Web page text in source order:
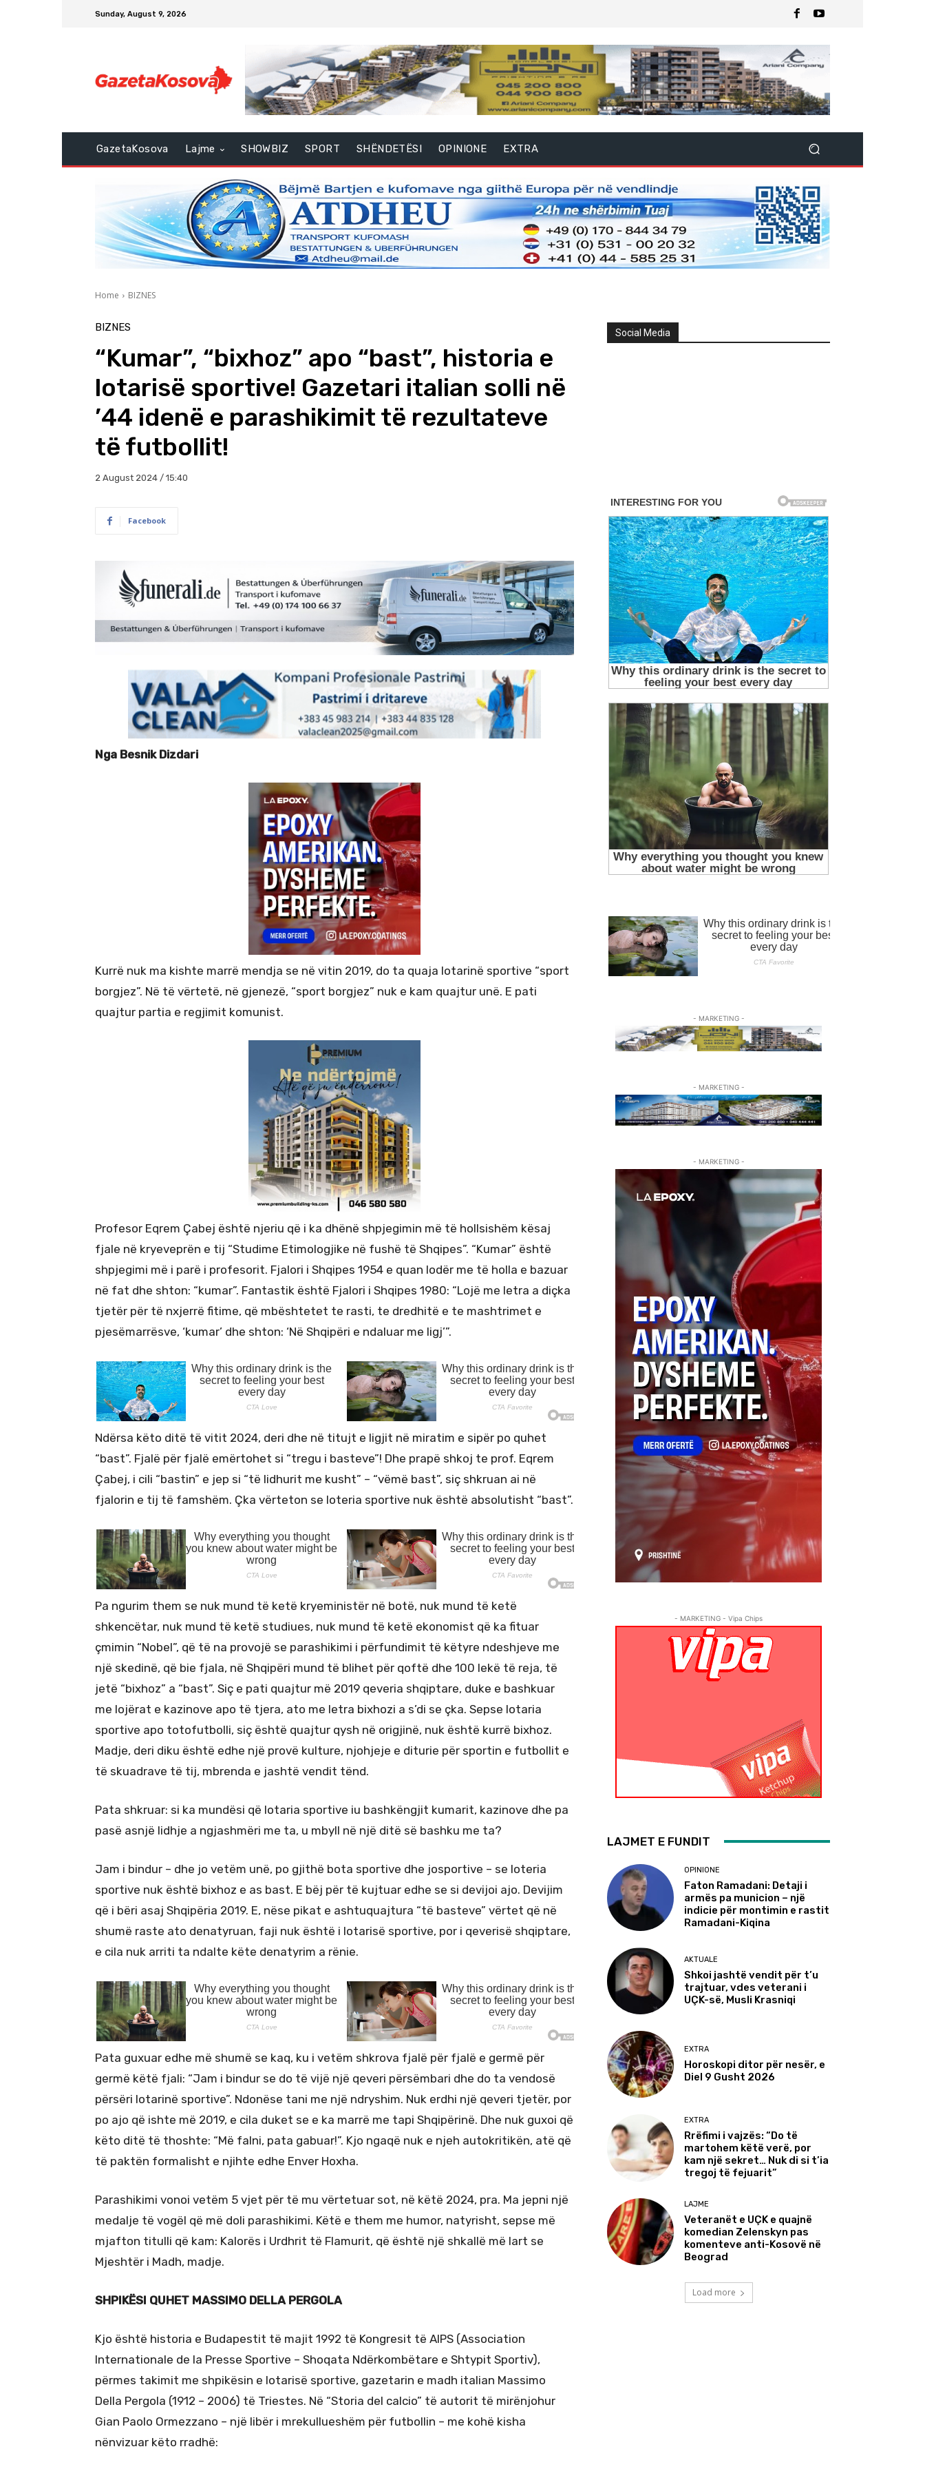
Sunday, August 9, 2026
GazetaKosova Lajme SHOWBIZ SPORT SHËNDETËSI OPINIONE EXTRA
Home BIZNES
BIZNES
“Kumar”, “bixhoz” apo “bast”, historia e
lotarisë sportive! Gazetari italian solli në
’44 idenë e parashikimit të rezultateve
të futbollit!
2 August 2024 / 15:40
Facebook
Nga Besnik Dizdari
Kurrë nuk ma kishte marrë mendja se në vitin 2019, do ta quaja lotarinë sportive “sport
borgjez”. Në të vërtetë, në gjenezë, “sport borgjez” nuk e kam quajtur unë. E pati
quajtur partia e regjimit komunist.
Profesor Eqrem Çabej është njeriu që i ka dhënë shpjegimin më të hollsishëm kësaj
fjale në kryeveprën e tij “Studime Etimologjike në fushë të Shqipes”. “Kumar” është
shpjegimi më i parë i profesorit. Fjalori i Shqipes 1954 e quan lodër me të holla e bazuar
në fat dhe shton: “kumar”. Fantastik është Fjalori i Shqipes 1980: “Lojë me letra a diçka
tjetër për të nxjerrë fitime, që mbështetet te rasti, te dredhitë e te mashtrimet e
pjesëmarrësve, ‘kumar’ dhe shton: ‘Në Shqipëri e ndaluar me ligj’”.
Ndërsa këto ditë të vitit 2024, deri dhe në titujt e ligjit në miratim e sipër po quhet
“bast”. Fjalë për fjalë emërtohet si “tregu i basteve”! Dhe prapë shkoj te prof. Eqrem
Çabej, i cili “bastin” e jep si “të lidhurit me kusht” – “vëmë bast”, siç shkruan ai në
fjalorin e tij të famshëm. Çka vërteton se loteria sportive nuk është absolutisht “bast”.
Pa ngurim them se nuk mund të ketë kryeministër në botë, nuk mund të ketë
shkencëtar, nuk mund të ketë studiues, nuk mund të ketë ekonomist që ka fituar
çmimin “Nobel”, që të na provojë se parashikimi i përfundimit të këtyre ndeshjeve me
një skedinë, që bie fjala, në Shqipëri mund të blihet për qoftë dhe 100 lekë të reja, të
jetë “bixhoz” a “bast”. Siç e pati quajtur më 2019 qeveria shqiptare, duke e bashkuar
me lojërat e kazinove apo të tjera, ato me letra bixhozi a s’di se çka. Sepse lotaria
sportive apo totofutbolli, siç është quajtur qysh në origjinë, nuk është kurrë bixhoz.
Madje, deri diku është edhe një provë kulture, njohjeje e diturie për sportin e futbollit e
të skuadrave të tij, mbrenda e jashtë vendit tënd.
Pata shkruar: si ka mundësi që lotaria sportive iu bashkëngjit kumarit, kazinove dhe pa
pasë asnjë lidhje a ngjashmëri me ta, u mbyll në një ditë së bashku me ta?
Jam i bindur – dhe jo vetëm unë, po gjithë bota sportive dhe josportive – se loteria
sportive nuk është bixhoz e as bast. E bëj për të kujtuar edhe se si devijoi ajo. Devijim
që i bëri asaj Shqipëria 2019. E, nëse pikat e ashtuquajtura “të basteve” vërtet që në
shumë raste ato denatyruan, faji nuk është i lotarisë sportive, por i qeverisë shqiptare,
e cila nuk arriti ta ndalte këte denatyrim a rënie.
Pata guxuar edhe më shumë se kaq, ku i vetëm shkrova fjalë për fjalë e germë për
germë këtë fjali: “Jam i bindur se do të vijë një qeveri përsëmbari dhe do ta vendosë
përsëri lotarinë sportive”. Ndonëse tani me një ndryshim. Nuk erdhi një qeveri tjetër, por
po ajo që ishte më 2019, e cila duket se e ka marrë me tapi Shqipërinë. Dhe nuk guxoi që
këto ditë të thoshte: “Më falni, pata gabuar!”. Kjo ngaqë nuk e njeh autokritikën, atë që
të paktën formalisht e njihte edhe Enver Hoxha.
Parashikimi vonoi vetëm 5 vjet për të mu vërtetuar sot, në këtë 2024, pra. Ma jepni një
medalje të vogël që më doli parashikimi. Këtë e them me humor, natyrisht, sepse më
mjafton titulli që kam: Kalorës i Urdhrit të Flamurit, që është një shkallë më lart se
Mjeshtër i Madh, madje.
SHPIKËSI QUHET MASSIMO DELLA PERGOLA
Kjo është historia e Budapestit të majit 1992 të Kongresit të AIPS (Association
Internationale de la Presse Sportive – Shoqata Ndërkombëtare e Shtypit Sportiv),
përmes takimit me shpikësin e lotarisë sportive, gazetarin e madh italian Massimo
Della Pergola (1912 – 2006) të Triestes. Në “Storia del calcio” të autorit të mirënjohur
Gian Paolo Ormezzano – një libër i mrekullueshëm për futbollin – me kohë kisha
nënvizuar këto rradhë:
Social Media
- MARKETING -
- MARKETING -
- MARKETING -
- MARKETING - Vipa Chips
LAJMET E FUNDIT
OPINIONE
Faton Ramadani: Detaji i
armës pa municion – një
indicie për montimin e rastit
Ramadani-Kiqina
AKTUALE
Shkoi jashtë vendit për t’u
trajtuar, vdes veterani i
UÇK-së, Musli Krasniqi
EXTRA
Horoskopi ditor për nesër, e
Diel 9 Gusht 2026
EXTRA
Rrëfimi i vajzës: “Do të
martohem këtë verë, por
kam një sekret… Nuk di si t’ia
tregoj të fejuarit”
LAJME
Veteranët e UÇK e quajnë
komedian Zelenskyn pas
komenteve anti-Kosovë në
Beograd
Load more